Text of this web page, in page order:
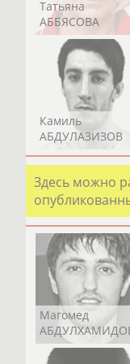
Татьяна
АББЯСОВА
Камиль
АБДУЛАЗИЗОВ
Здесь можно
Магомед
Валерий